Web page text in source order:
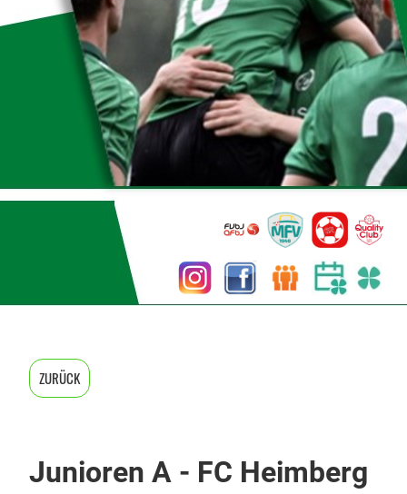
ZURÜCK
Junioren A - FC Heimberg